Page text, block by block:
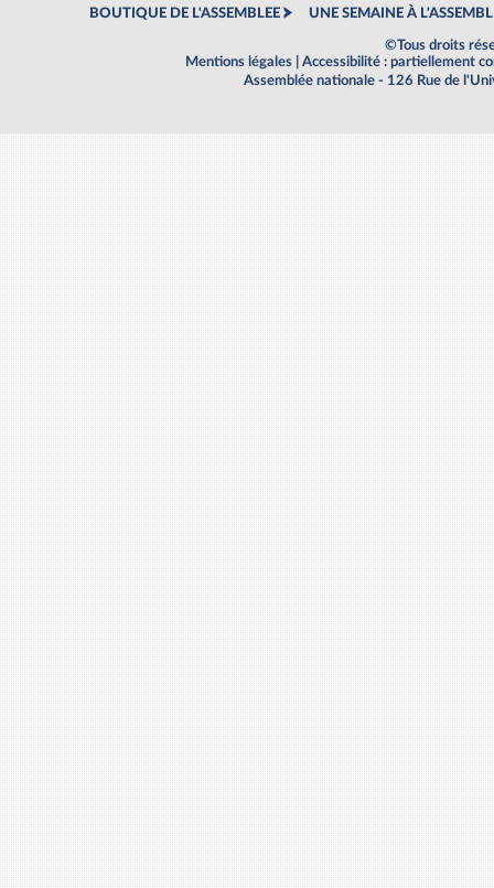
BOUTIQUE DE L'ASSEMBLEE UNE SEMAINE À
©Tous droits
Mentions légales
Accessibilité : partiellement
Assemblée nationale - 126 Rue de